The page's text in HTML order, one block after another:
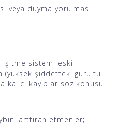
veya duyma yorulması
işitme sistemi eski
(yüksek şiddetteki gürültü
kayıplar söz konusu
arttıran etmenler;